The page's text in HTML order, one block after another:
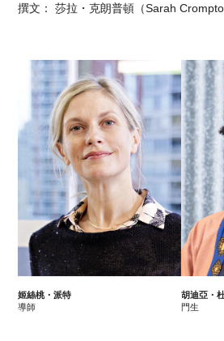
撰文： 莎拉・克朗普頓（Sarah
姬絲桃・派特
導師
胡迪亞・
門生